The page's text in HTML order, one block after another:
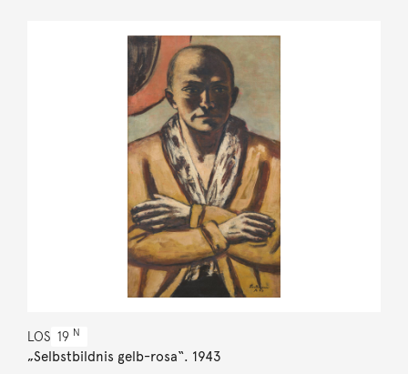
LOS 19 N
„Selbstbildnis gelb-rosa“. 1943